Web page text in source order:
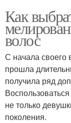
Как
волос
С начала своего
прошла
получила ряд
не только
поколения.